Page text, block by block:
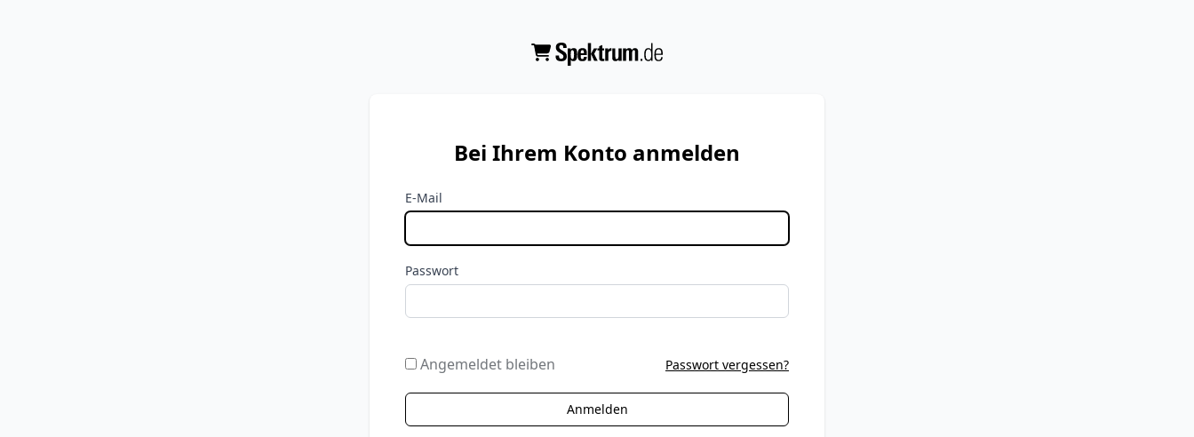
Bei Ihrem Konto anmelden
E-Mail
Passwort
Angemeldet bleiben Passwort vergessen?